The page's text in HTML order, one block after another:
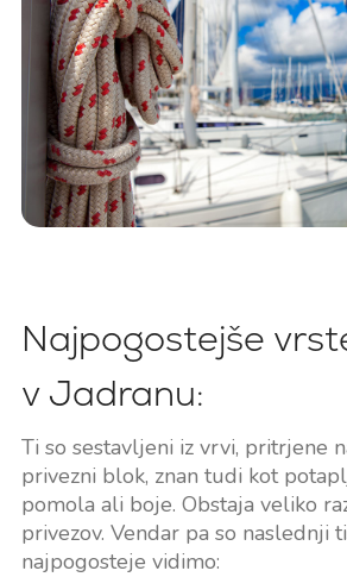
Najpogostejše
v Jadranu:
Ti so sestavljeni iz vrvi, pritrjene
privezni blok, znan tudi kot
pomola ali boje. Obstaja veliko
privezov. Vendar pa so naslednji
najpogosteje vidimo: